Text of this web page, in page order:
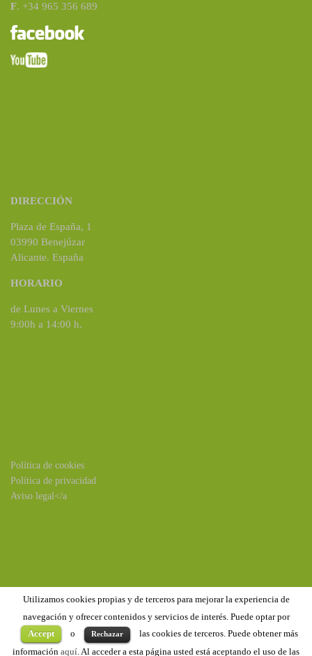
Utilizamos cookies propias y de terceros para mejorar la experiencia de
navegación y ofrecer contenidos y servicios de interés. Puede optar por
Accept
o Rechazar
las cookies de terceros. Puede obtener más
información aquí. Al acceder a esta página usted está aceptando el uso de las
F. +34 965 356 689
DIRECCIÓN
Plaza de España, 1
03990 Benejúzar
Alicante. España
HORARIO
de Lunes a Viernes
9:00h a 14:00 h.
Política de cookies
Política de privacidad
Aviso legal</a
Copyright ©2020Benejúzar